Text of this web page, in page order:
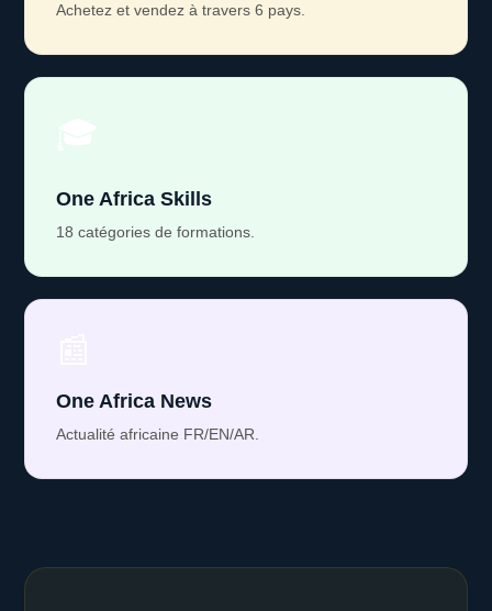
Achetez et vendez à travers 6 pays.
One Africa Skills
18 catégories de formations.
One Africa News
Actualité africaine FR/EN/AR.